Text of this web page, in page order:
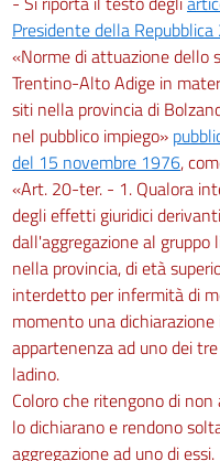
Presidente della
«Norme di attuazione dello
Trentino-Alto Adige in
siti nella provincia di
nel pubblico impiego»
del 15 novembre 1976,
«Art. 20-ter. - 1. Qualora
degli effetti giuridici
dall'aggregazione al
nella provincia, di età
interdetto per infermità di
momento una
appartenenza ad uno dei
ladino.
Coloro che ritengono di
lo dichiarano e rendono
aggregazione ad uno di essi.